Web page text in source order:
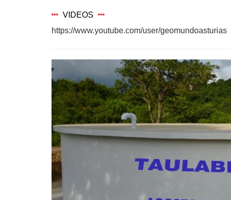
VIDEOS
https://www.youtube.com/user/geomundoasturias